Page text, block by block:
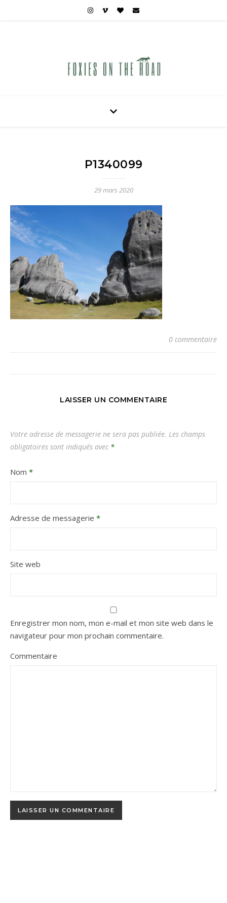
P1340099
29 mars 2020
0 commentaire
LAISSER UN COMMENTAIRE
Votre adresse de messagerie ne sera pas publiée. Les champs
obligatoires sont indiqués avec *
Nom *
Adresse de messagerie *
Site web
Enregistrer mon nom, mon e-mail et mon site web dans le
navigateur pour mon prochain commentaire.
Commentaire